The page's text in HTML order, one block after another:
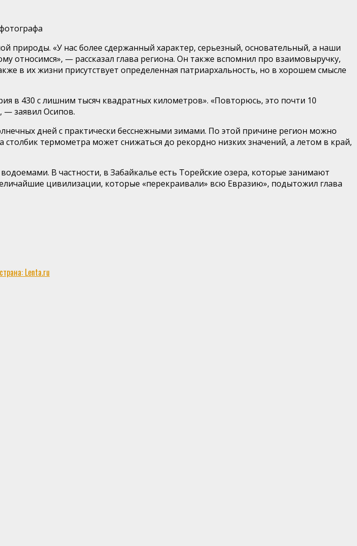
природы. «У нас более сдержанный характер, серьезный, основательный, а наши
— рассказал глава региона. Он также вспомнил про взаимовыручку,
в их жизни присутствует определенная патриархальность, но в хорошем смысле
в 430 с лишним тысяч квадратных километров». «Повторюсь, это почти 10
— заявил Осипов.
дней с практически бесснежными зимами. По этой причине регион можно
термометра может снижаться до рекордно низких значений, а летом в край,
В частности, в Забайкалье есть Торейские озера, которые занимают
цивилизации, которые «перекраивали» всю Евразию», подытожил глава
Lenta.ru